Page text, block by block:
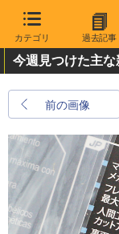
カテゴリ 過去記事
今週見つけた主
前の画像